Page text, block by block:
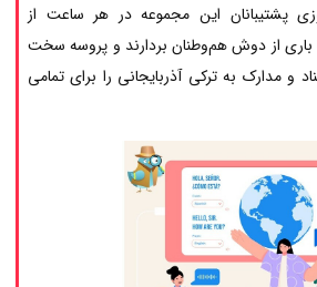
پشتیبانان این مجموعه در هر ساعت از
باری از دوش هم‌وطنان بردارند و پروسه سخت
و مدارک به ترکی آذربایجانی را برای تمامی